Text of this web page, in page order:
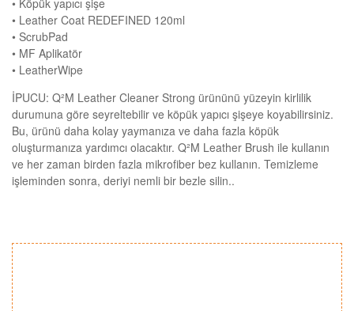
• Köpük yapıcı şişe
• Leather Coat REDEFINED 120ml
• ScrubPad
• MF Aplikatör
• LeatherWipe
İPUCU: Q²M Leather Cleaner Strong ürününü yüzeyin kirlilik
durumuna göre seyreltebilir ve köpük yapıcı şişeye koyabilirsiniz.
Bu, ürünü daha kolay yaymanıza ve daha fazla köpük
oluşturmanıza yardımcı olacaktır. Q²M Leather Brush ile kullanın
ve her zaman birden fazla mikrofiber bez kullanın. Temizleme
işleminden sonra, deriyi nemli bir bezle silin..
Bu ürüne ilk yorumu siz yapın!